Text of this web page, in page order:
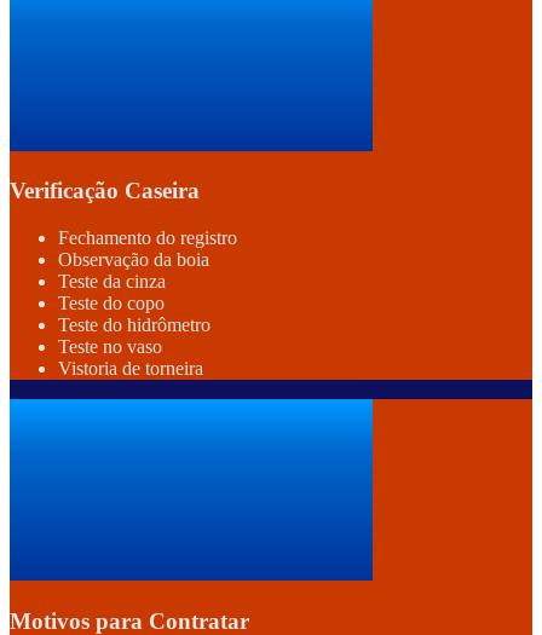
Verificação Caseira
Fechamento do registro
Observação da boia
Teste da cinza
Teste do copo
Teste do hidrômetro
Teste no vaso
Vistoria de torneira
Motivos para Contratar